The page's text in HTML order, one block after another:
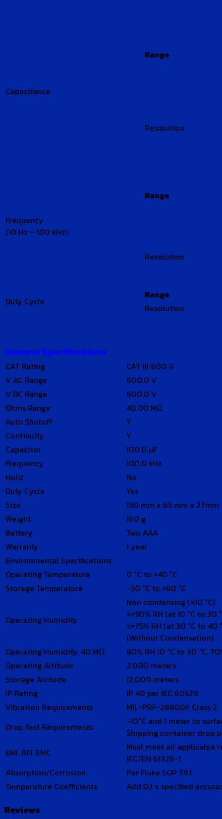
Capacitance
Range
Resolution
Frequency
(10 Hz – 100 kHz)
Range
Resolution
Duty Cycle
Range
Resolution
General Specifications
CAT Rating
CAT III 600 V
V AC Range
600.0 V
V DC Range
600.0 V
Ohms Range
40.00 MΩ
Auto Shutoff
Y
Continuity
Y
Capacitor
100.0 μF
Frequency
100.0 kHz
Hold
No
Duty Cycle
Yes
Size
130 mm x 65 mm x 27mm
Weight
160 g
Battery
Two AAA
Warranty
1 year
Environmental Specifications
Operating Temperature
0 °C to +40 °C
Storage Temperature
-30 °C to +60 °C
Operating Humidity
Non condensing (<10 °C)
<=90% RH (at 10 °C to 30
<=75% RH (at 30 °C to 40
(Without Condensation)
Operating Humidity, 40 MΩ
80% RH 10 °C to 30 °C,
Operating Altitude
2,000 meters
Storage Altitude
12,000 meters
IP Rating
IP 40 per IEC 60529
Vibration Requirements
MIL-PRF-28800F, Class 2
Drop Test Requirements
-10°C and 1 meter to
Shipping container drop
EMI, RFI, EMC
Must meet all applicable
IEC/EN 61326-1
Absorption/Corrosion
Per Fluke SOP 39.1
Temperature Coefficients
Add 0.1 x specified
Reviews